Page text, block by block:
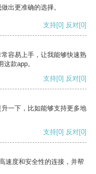
出更准确的选择。
支持[0] 反对[0]
容易上手，让我能够快速熟
款app。
支持[0] 反对[0]
一下，比如能够支持更多地
支持[0] 反对[0]
速度和安全性的连接，并帮